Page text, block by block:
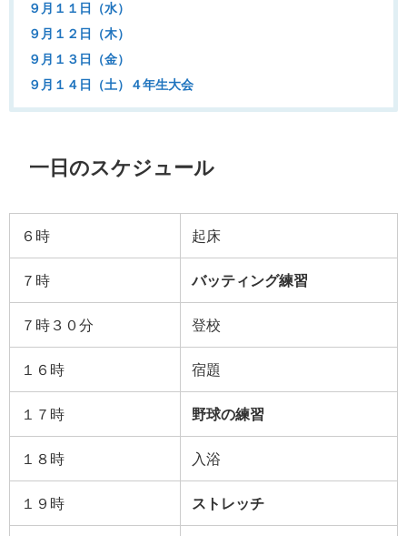
９月１１日（水）
９月１２日（木）
９月１３日（金）
９月１４日（土）４年生大会
一日のスケジュール
６時 起床
７時 バッティング練習
７時３０分 登校
１６時 宿題
１７時 野球の練習
１８時 入浴
１９時 ストレッチ